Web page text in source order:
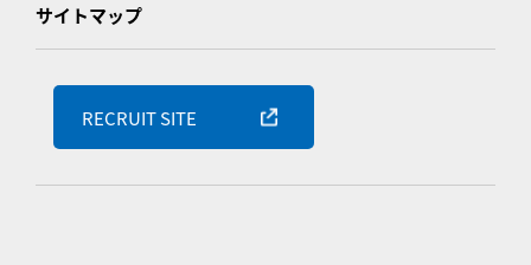
サイトマップ
RECRUIT SITE